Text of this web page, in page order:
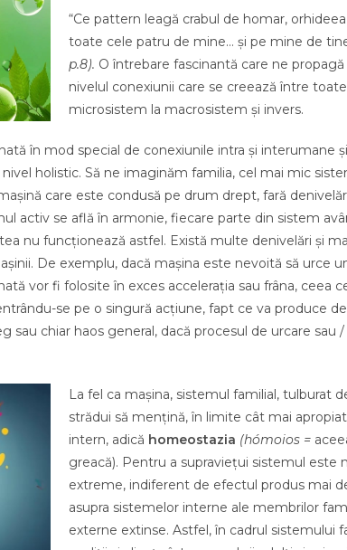
“Ce pattern leagă crabul de homar,
toate cele patru de mine… și pe mine de
p.8). O întrebare fascinantă care ne
nivelul conexiunii care se creează între
microsistem la macrosistem și invers.
în mod special de conexiunile intra și interumane
holistic. Să ne imaginăm familia, cel mai mic
care este condusă pe drum drept, fară
activ se află în armonie, fiecare parte din sistem
nu funcționează astfel. Există multe denivelări și
De exemplu, dacă mașina este nevoită să urce
vor fi folosite în exces accelerația sau frâna, ceea
se pe o singură acțiune, fapt ce va produce
sau chiar haos general, dacă procesul de urcare sau
La fel ca mașina, sistemul familial, tulburat
strădui să mențină, în limite cât mai
intern, adică homeostazia (hómoios =
greacă). Pentru a supraviețui sistemul este
extreme, indiferent de efectul produs mai
asupra sistemelor interne ale membrilor
externe extinse. Astfel, în cadrul sistemului